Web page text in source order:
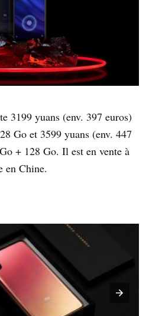
3199 yuans (env. 397 euros)
Go et 3599 yuans (env. 447
+ 128 Go. Il est en vente à
en Chine.